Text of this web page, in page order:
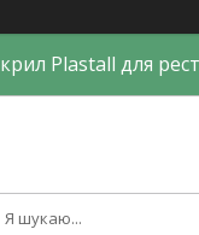
Plastall для